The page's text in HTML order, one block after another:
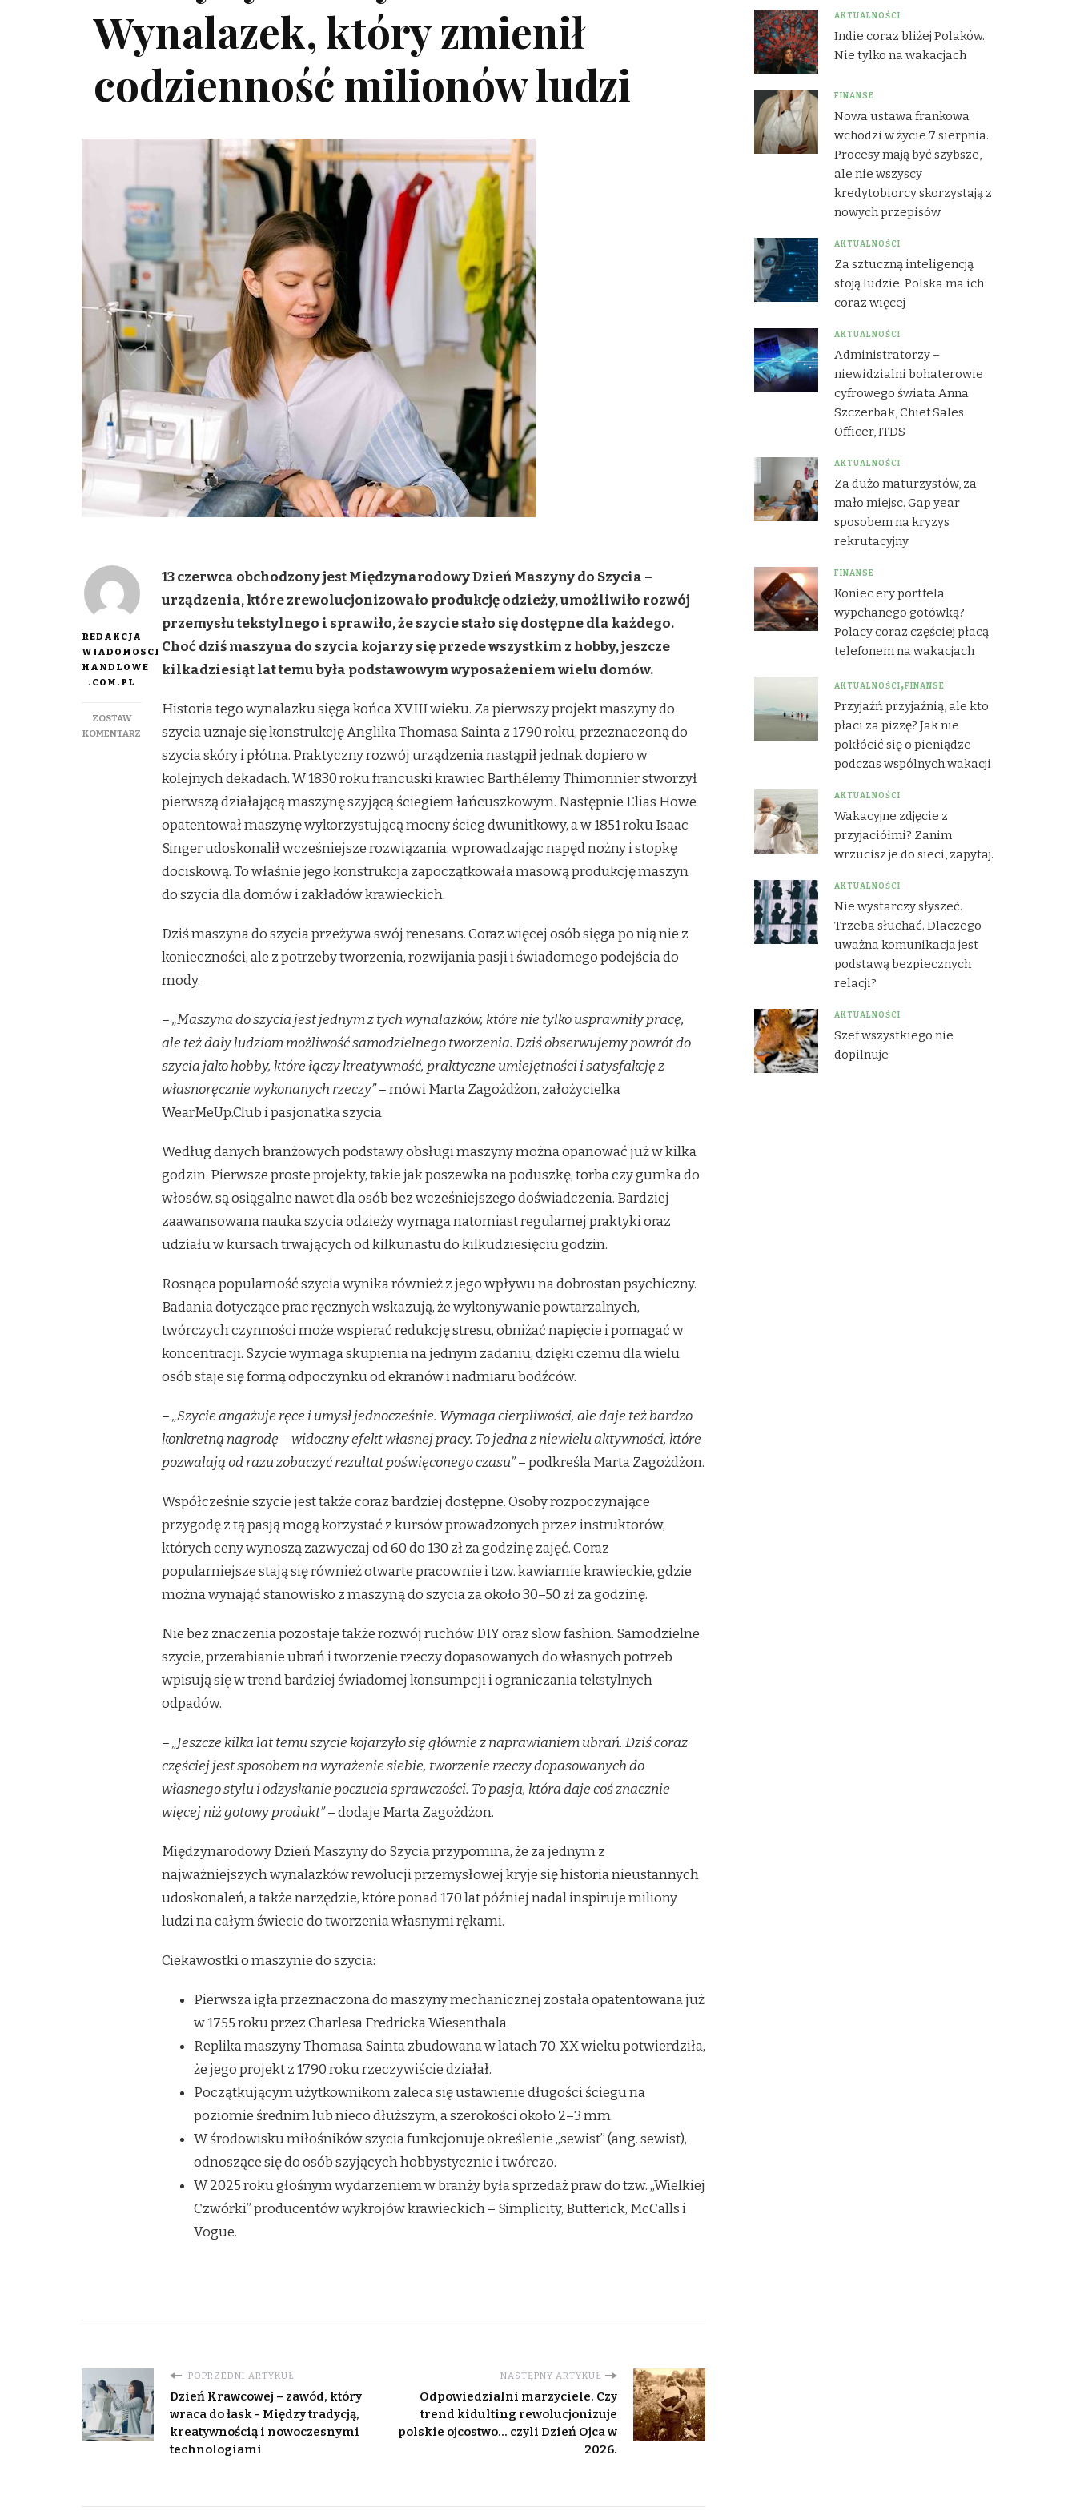
Wynalazek, który zmienił
codzienność milionów ludzi
REDAKCJA
WIADOMOSCI
HANDLOWE
.COM.PL
ZOSTAW
KOMENTARZ
MIĘDZYNARODOWY
DZIEŃ
MASZYNY
SZYCIA
KTÓRY
ZMIENIŁ
MILIONÓW
13 czerwca obchodzony jest Międzynarodowy Dzień Maszyny do Szycia –
urządzenia, które zrewolucjonizowało produkcję odzieży, umożliwiło rozwój
przemysłu tekstylnego i sprawiło, że szycie stało się dostępne dla każdego.
Choć dziś maszyna do szycia kojarzy się przede wszystkim z hobby, jeszcze
kilkadziesiąt lat temu była podstawowym wyposażeniem wielu domów.
Historia tego wynalazku sięga końca XVIII wieku. Za pierwszy projekt maszyny do
szycia uznaje się konstrukcję Anglika Thomasa Sainta z 1790 roku, przeznaczoną do
szycia skóry i płótna. Praktyczny rozwój urządzenia nastąpił jednak dopiero w
kolejnych dekadach. W 1830 roku francuski krawiec Barthélemy Thimonnier stworzył
pierwszą działającą maszynę szyjącą ściegiem łańcuszkowym. Następnie Elias Howe
opatentował maszynę wykorzystującą mocny ścieg dwunitkowy, a w 1851 roku Isaac
Singer udoskonalił wcześniejsze rozwiązania, wprowadzając napęd nożny i stopkę
dociskową. To właśnie jego konstrukcja zapoczątkowała masową produkcję maszyn
do szycia dla domów i zakładów krawieckich.
Dziś maszyna do szycia przeżywa swój renesans. Coraz więcej osób sięga po nią nie z
konieczności, ale z potrzeby tworzenia, rozwijania pasji i świadomego podejścia do
mody.
– „Maszyna do szycia jest jednym z tych wynalazków, które nie tylko usprawniły pracę,
ale też dały ludziom możliwość samodzielnego tworzenia. Dziś obserwujemy powrót do
szycia jako hobby, które łączy kreatywność, praktyczne umiejętności i satysfakcję z
własnoręcznie wykonanych rzeczy”– mówi Marta Zagożdżon, założycielka
WearMeUp.Club i pasjonatka szycia.
Według danych branżowych podstawy obsługi maszyny można opanować już w kilka
godzin. Pierwsze proste projekty, takie jak poszewka na poduszkę, torba czy gumka do
włosów, są osiągalne nawet dla osób bez wcześniejszego doświadczenia. Bardziej
zaawansowana nauka szycia odzieży wymaga natomiast regularnej praktyki oraz
udziału w kursach trwających od kilkunastu do kilkudziesięciu godzin.
Rosnąca popularność szycia wynika również z jego wpływu na dobrostan psychiczny.
Badania dotyczące prac ręcznych wskazują, że wykonywanie powtarzalnych,
twórczych czynności może wspierać redukcję stresu, obniżać napięcie i pomagać w
koncentracji. Szycie wymaga skupienia na jednym zadaniu, dzięki czemu dla wielu
osób staje się formą odpoczynku od ekranów i nadmiaru bodźców.
– „Szycie angażuje ręce i umysł jednocześnie. Wymaga cierpliwości, ale daje też bardzo
konkretną nagrodę – widoczny efekt własnej pracy. To jedna z niewielu aktywności, które
pozwalają od razu zobaczyć rezultat poświęconego czasu”– podkreśla Marta Zagożdżon.
Współcześnie szycie jest także coraz bardziej dostępne. Osoby rozpoczynające
przygodę z tą pasją mogą korzystać z kursów prowadzonych przez instruktorów,
których ceny wynoszą zazwyczaj od 60 do 130 zł za godzinę zajęć. Coraz
popularniejsze stają się również otwarte pracownie i tzw. kawiarnie krawieckie, gdzie
można wynająć stanowisko z maszyną do szycia za około 30–50 zł za godzinę.
Nie bez znaczenia pozostaje także rozwój ruchów DIY oraz slow fashion. Samodzielne
szycie, przerabianie ubrań i tworzenie rzeczy dopasowanych do własnych potrzeb
wpisują się w trend bardziej świadomej konsumpcji i ograniczania tekstylnych
odpadów.
– „Jeszcze kilka lat temu szycie kojarzyło się głównie z naprawianiem ubrań. Dziś coraz
częściej jest sposobem na wyrażenie siebie, tworzenie rzeczy dopasowanych do
własnego stylu i odzyskanie poczucia sprawczości. To pasja, która daje coś znacznie
więcej niż gotowy produkt”– dodaje Marta Zagożdżon.
Międzynarodowy Dzień Maszyny do Szycia przypomina, że za jednym z
najważniejszych wynalazków rewolucji przemysłowej kryje się historia nieustannych
udoskonaleń, a także narzędzie, które ponad 170 lat później nadal inspiruje miliony
ludzi na całym świecie do tworzenia własnymi rękami.
Ciekawostki o maszynie do szycia:
Pierwsza igła przeznaczona do maszyny mechanicznej została opatentowana już
w 1755 roku przez Charlesa Fredricka Wiesenthala.
Replika maszyny Thomasa Sainta zbudowana w latach 70. XX wieku potwierdziła,
że jego projekt z 1790 roku rzeczywiście działał.
Początkującym użytkownikom zaleca się ustawienie długości ściegu na
poziomie średnim lub nieco dłuższym, a szerokości około 2–3 mm.
W środowisku miłośników szycia funkcjonuje określenie „sewist” (ang. sewist),
odnoszące się do osób szyjących hobbystycznie i twórczo.
W 2025 roku głośnym wydarzeniem w branży była sprzedaż praw do tzw. „Wielkiej
Czwórki” producentów wykrojów krawieckich – Simplicity, Butterick, McCalls i
Vogue.
POPRZEDNI ARTYKUŁ
Dzień Krawcowej – zawód, który
wraca do łask - Między tradycją,
kreatywnością i nowoczesnymi
technologiami
NASTĘPNY ARTYKUŁ
Odpowiedzialni marzyciele. Czy
trend kidulting rewolucjonizuje
polskie ojcostwo… czyli Dzień Ojca w
2026.
AKTUALNOŚCI
Indie coraz bliżej Polaków.
Nie tylko na wakacjach
FINANSE
Nowa ustawa frankowa
wchodzi w życie 7 sierpnia.
Procesy mają być szybsze,
ale nie wszyscy
kredytobiorcy skorzystają z
nowych przepisów
AKTUALNOŚCI
Za sztuczną inteligencją
stoją ludzie. Polska ma ich
coraz więcej
AKTUALNOŚCI
Administratorzy –
niewidzialni bohaterowie
cyfrowego świata Anna
Szczerbak, Chief Sales
Officer, ITDS
AKTUALNOŚCI
Za dużo maturzystów, za
mało miejsc. Gap year
sposobem na kryzys
rekrutacyjny
FINANSE
Koniec ery portfela
wypchanego gotówką?
Polacy coraz częściej płacą
telefonem na wakacjach
AKTUALNOŚCI FINANSE
Przyjaźń przyjaźnią, ale kto
płaci za pizzę? Jak nie
pokłócić się o pieniądze
podczas wspólnych wakacji
AKTUALNOŚCI
Wakacyjne zdjęcie z
przyjaciółmi? Zanim
wrzucisz je do sieci, zapytaj.
AKTUALNOŚCI
Nie wystarczy słyszeć.
Trzeba słuchać. Dlaczego
uważna komunikacja jest
podstawą bezpiecznych
relacji?
AKTUALNOŚCI
Szef wszystkiego nie
dopilnuje